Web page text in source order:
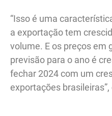
“Isso é uma
a exportação tem
volume. E os preços em
previsão para o ano é
fechar 2024 com um
exportações brasileiras”,